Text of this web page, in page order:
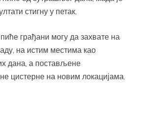
стигну у петак.
грађани могу да захвате на
на истим местима као
дана, а постављене
цистерне на новим локацијама.